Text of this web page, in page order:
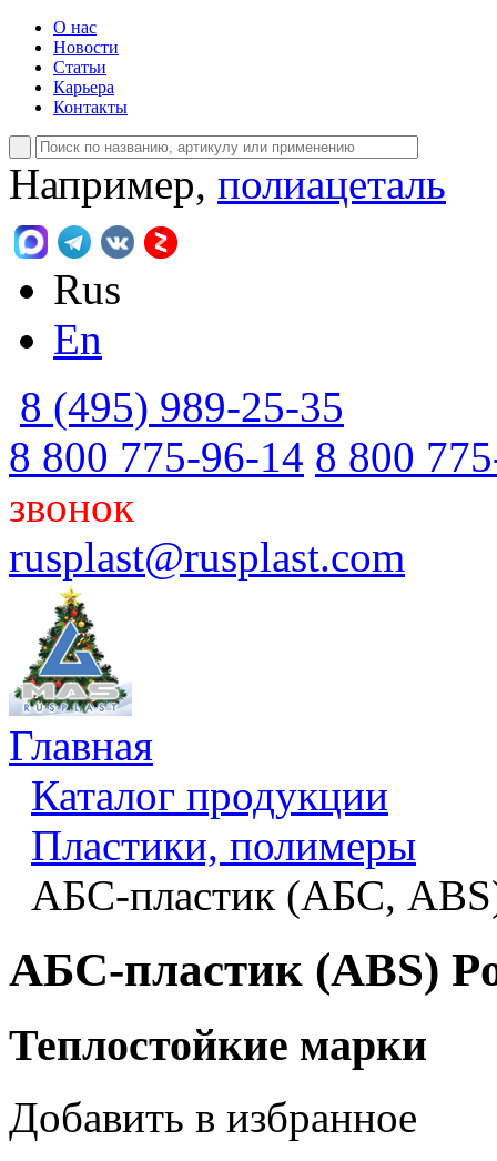
О нас
Новости
Статьи
Карьера
Контакты
Например, полиацеталь
Rus
En
8 (495) 989-25-35
8 800 775-96-14 8 800
звонок
rusplast@rusplast.com
Главная
Каталог продукции
Пластики, полимеры
АБС-пластик (АБС,
АБС-пластик (ABS)
Теплостойкие марки
Добавить в избранное